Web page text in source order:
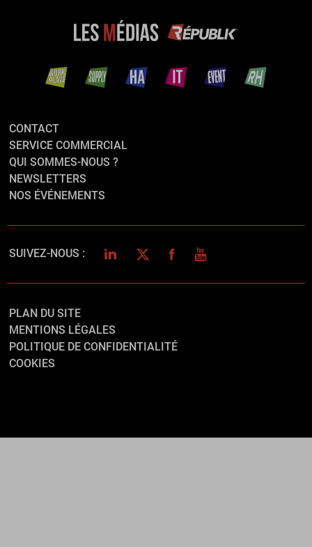
CONTACT
SERVICE COMMERCIAL
QUI SOMMES-NOUS ?
NEWSLETTERS
NOS ÉVÉNEMENTS
SUIVEZ-NOUS : LINKEDINTWITTERFACEBOOK
YOUTUBE
PLAN DU SITE
MENTIONS LÉGALES
POLITIQUE DE CONFIDENTIALITÉ
COOKIES